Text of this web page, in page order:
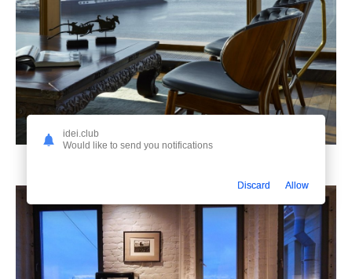
idei.club
Would like to send you notifications
Discard Allow